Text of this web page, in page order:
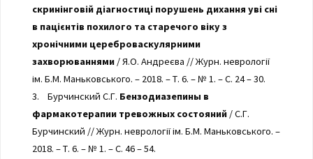
скринінговій діагностиці порушень дихання уві сні
в пацієнтів похилого та старечого віку з
хронічними цереброваскулярними
захворюваннями/ Я.О. Андреєва // Журн. неврології
ім. Б.М. Маньковського. – 2018. – Т. 6. – № 1. – С. 24 – 30.
3. Бурчинский С.Г. Бензодиазепины в
фармакотерапии тревожных состояний/ С.Г.
Бурчинский // Журн. неврології ім. Б.М. Маньковського. –
2018. – Т. 6. – № 1. – С. 46 – 54.